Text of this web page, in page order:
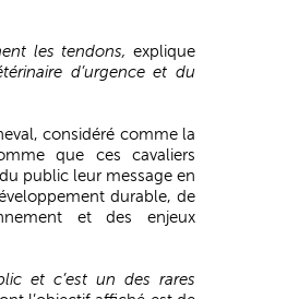
les tendons, explique
d’urgence et du
considéré comme la
que ces cavaliers
public leur message en
durable, de
et des enjeux
et c’est un des rares